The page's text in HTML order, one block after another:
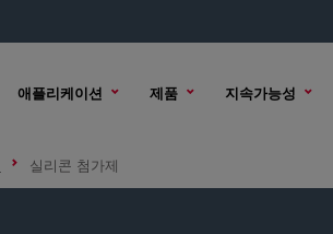
애플리케이션 제품 지속가능성
실리콘 첨가제